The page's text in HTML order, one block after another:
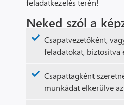
feladatkezelés terén!
Neked szól a
Csapatvezetőként,
feladatokat, biztosítva
Csapattagként
munkádat elkerülve